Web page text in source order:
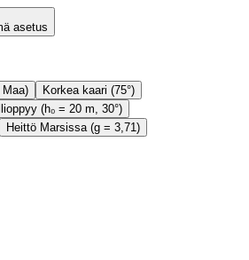
asetus
Maa)
Korkea kaari (75°)
(h₀ = 20 m, 30°)
Heittö Marsissa (g = 3,71)